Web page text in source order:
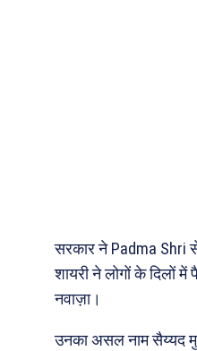
सरकार ने Padma Shri
शायरी ने लोगों के दिलों में
नवाज़ा।
उनका असल नाम सैय्यद